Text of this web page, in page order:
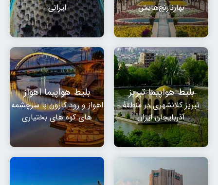
بهارنارنج‌هایش
ایرانی
بلیط هواپیما تبریز
تبریز کلانشهری در منطقهٔ
آذربایجان ایران
بلیط هواپیما اهواز
اهواز و رود کارون با سرچشمه
های کوه های بختیاری